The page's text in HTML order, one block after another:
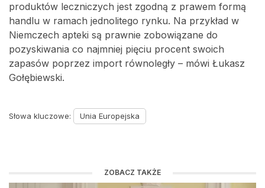
produktów leczniczych jest zgodną z prawem formą
handlu w ramach jednolitego rynku. Na przykład w
Niemczech apteki są prawnie zobowiązane do
pozyskiwania co najmniej pięciu procent swoich
zapasów poprzez import równoległy – mówi Łukasz
Gołębiewski.
Słowa kluczowe: Unia Europejska
ZOBACZ TAKŻE